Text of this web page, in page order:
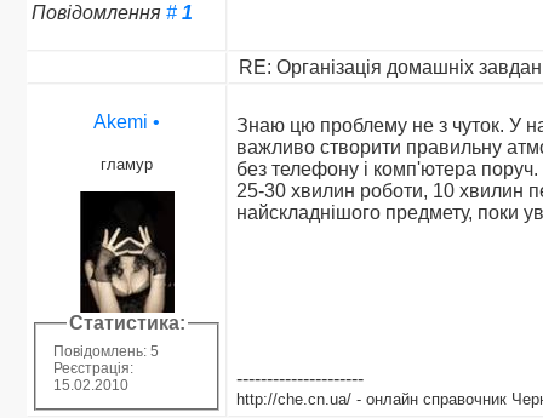
Повідомлення#1
RE: Організація домашніх
Akemi •
гламур
Статистика:
Повідомлень: 5
Реєстрація:
15.02.2010
Знаю цю проблему не з чуток. У
важливо створити правильну
без телефону і комп'ютера
25-30 хвилин роботи, 10 хвилин
найскладнішого предмету, поки
---------------------
http://che.cn.ua/ - онлайн справочник